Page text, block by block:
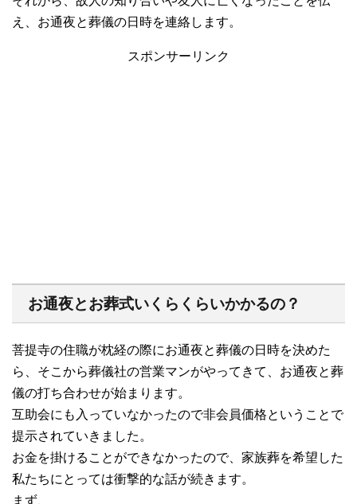
え、お通夜と葬儀の日時を連絡します。
スポンサーリンク
お通夜とお葬式いくらくらいかかるの？
菩提寺の住職が枕経の際にお通夜と葬儀の日時を決めた
ら、そこから葬儀社の営業マンがやってきて、お通夜と葬
儀の打ち合わせが始まります。
互助会にも入っていなかったので非会員価格ということで
提示されていきました。
お金を掛けることができなかったので、家族葬を希望した
私たちにとっては衝撃的な話が続きます。
まず、